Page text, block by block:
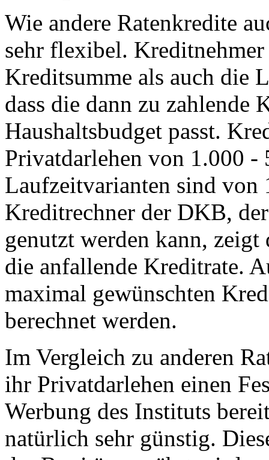
Wie andere Ratenkredite
sehr flexibel.
Kreditsumme als auch die
dass die dann zu zahlende
Haushaltsbudget passt.
Privatdarlehen von 1.000
Laufzeitvarianten sind von
Kreditrechner der DKB,
genutzt werden kann,
die anfallende Kreditrate.
maximal gewünschten
berechnet werden.
Im Vergleich zu anderen
ihr Privatdarlehen einen
Werbung des Instituts
natürlich sehr günstig.